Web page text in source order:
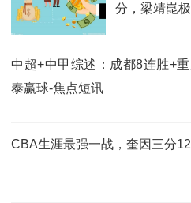
分，梁靖崑
中超+中甲综述：成都8连胜+
泰赢球-焦点短讯
CBA生涯最强一战，奎因三分